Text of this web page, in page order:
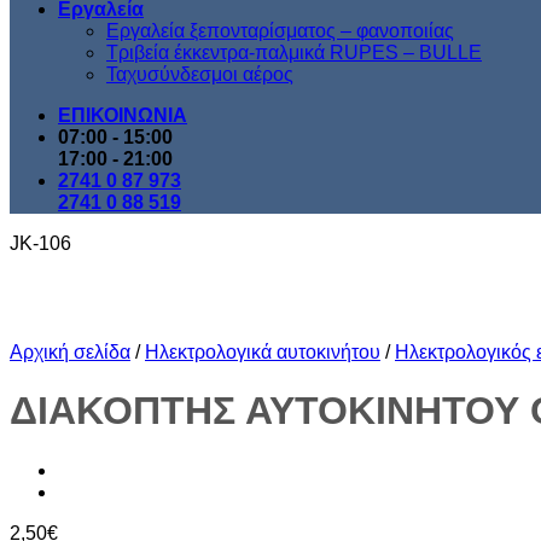
Εργαλεία
Εργαλεία ξεπονταρίσματος – φανοποιίας
Τριβεία έκκεντρα-παλμικά RUPES – BULLE
Ταχυσύνδεσμοι αέρος
ΕΠΙΚΟΙΝΩΝΙΑ
07:00 - 15:00
17:00 - 21:00
2741 0 87 973
2741 0 88 519
JK-106
Αρχική σελίδα / Ηλεκτρολογικά αυτοκινήτου / Ηλεκτρολογικός
ΔΙΑΚΟΠΤΗΣ ΑΥΤΟΚΙΝΗΤΟΥ
2,50€